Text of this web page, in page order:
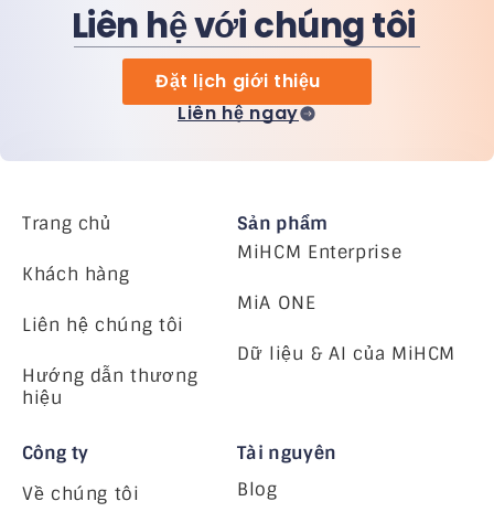
Liên hệ với chúng tôi
Đặt lịch giới thiệu
Liên hệ ngay
Trang chủ
Khách hàng
Liên hệ chúng tôi
Hướng dẫn thương
hiệu
Sản phẩm
MiHCM Enterprise
MiA ONE
Dữ liệu & AI của MiHCM
Công ty
Về chúng tôi
Tài nguyên
Blog